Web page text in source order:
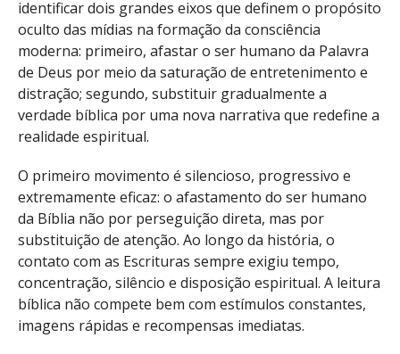
identificar dois grandes eixos que definem o propósito
oculto das mídias na formação da consciência
moderna: primeiro, afastar o ser humano da Palavra
de Deus por meio da saturação de entretenimento e
distração; segundo, substituir gradualmente a
verdade bíblica por uma nova narrativa que redefine a
realidade espiritual.
O primeiro movimento é silencioso, progressivo e
extremamente eficaz: o afastamento do ser humano
da Bíblia não por perseguição direta, mas por
substituição de atenção. Ao longo da história, o
contato com as Escrituras sempre exigiu tempo,
concentração, silêncio e disposição espiritual. A leitura
bíblica não compete bem com estímulos constantes,
imagens rápidas e recompensas imediatas.